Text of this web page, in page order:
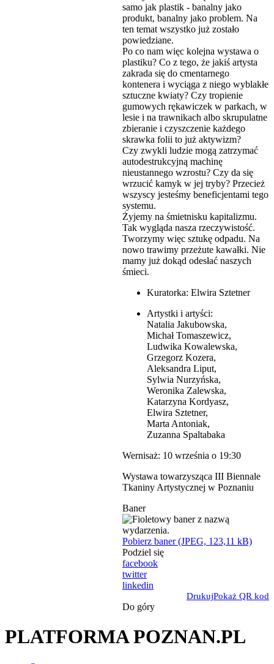
samo jak plastik - banalny jako
produkt, banalny jako problem. Na
ten temat wszystko już zostało
powiedziane.
Po co nam więc kolejna wystawa o
plastiku? Co z tego, że jakiś artysta
zakrada się do cmentarnego
kontenera i wyciąga z niego wyblakłe
sztuczne kwiaty? Czy tropienie
gumowych rękawiczek w parkach, w
lesie i na trawnikach albo skrupulatne
zbieranie i czyszczenie każdego
skrawka folii to już aktywizm?
Czy zwykli ludzie mogą zatrzymać
autodestrukcyjną machinę
nieustannego wzrostu? Czy da się
wrzucić kamyk w jej tryby? Przecież
wszyscy jesteśmy beneficjentami tego
systemu.
Żyjemy na śmietnisku kapitalizmu.
Tak wygląda nasza rzeczywistość.
Tworzymy więc sztukę odpadu. Na
nowo trawimy przeżute kawałki. Nie
mamy już dokąd odesłać naszych
śmieci.
Kuratorka: Elwira Sztetner
Artystki i artyści:
Natalia Jakubowska,
Michał Tomaszewicz,
Ludwika Kowalewska,
Grzegorz Kozera,
Aleksandra Liput,
Sylwia Nurzyńska,
Weronika Zalewska,
Katarzyna Kordyasz,
Elwira Sztetner,
Marta Antoniak,
Zuzanna Spaltabaka
Wernisaż: 10 września o 19:30
Wystawa towarzysząca III Biennale
Tkaniny Artystycznej w Poznaniu
Baner
Pobierz baner (JPEG, 123,11 kB)
Podziel się
facebook
twitter
linkedin
DrukujPokaż QR kod
Do góry
PLATFORMA POZNAN.PL